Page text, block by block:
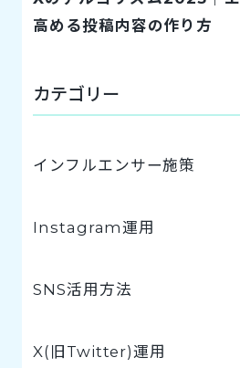
高める投稿内容の作り方
カテゴリー
インフルエンサー施策
Instagram運用
SNS活用方法
X(旧Twitter)運用